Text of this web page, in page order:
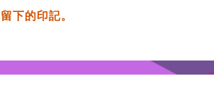
下的印記。